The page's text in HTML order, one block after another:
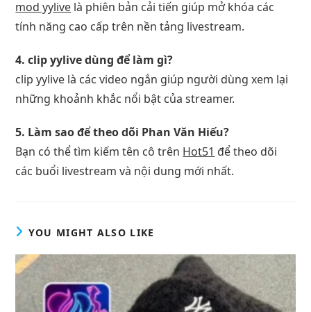
mod yylive là phiên bản cải tiến giúp mở khóa các
tính năng cao cấp trên nền tảng livestream.
4. clip yylive dùng để làm gì?
clip yylive là các video ngắn giúp người dùng xem lại
những khoảnh khắc nổi bật của streamer.
5. Làm sao để theo dõi Phan Văn Hiếu?
Bạn có thể tìm kiếm tên cô trên Hot51 để theo dõi
các buổi livestream và nội dung mới nhất.
YOU MIGHT ALSO LIKE